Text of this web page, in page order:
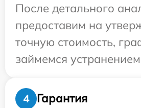
После детального
предоставим на
точную стоимость,
займемся
4
Гарантия